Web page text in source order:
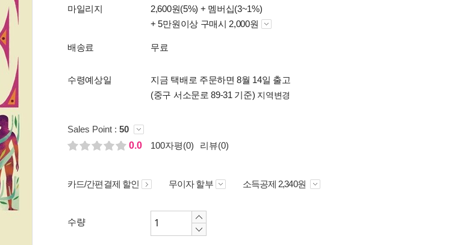
마일리지 2,600원(5%) + 멤버십(3~1%)
+ 5만원이상 구매시 2,000원
배송료 무료
수령예상일
지금 택배로 주문하면 8월 14일 출고
(중구 서소문로 89-31 기준) 지역변경
Sales Point : 50
0.0
100자평(0) 리뷰(0)
카드/간편결제 할인 무이자 할부 소득공제 2,340원
수량